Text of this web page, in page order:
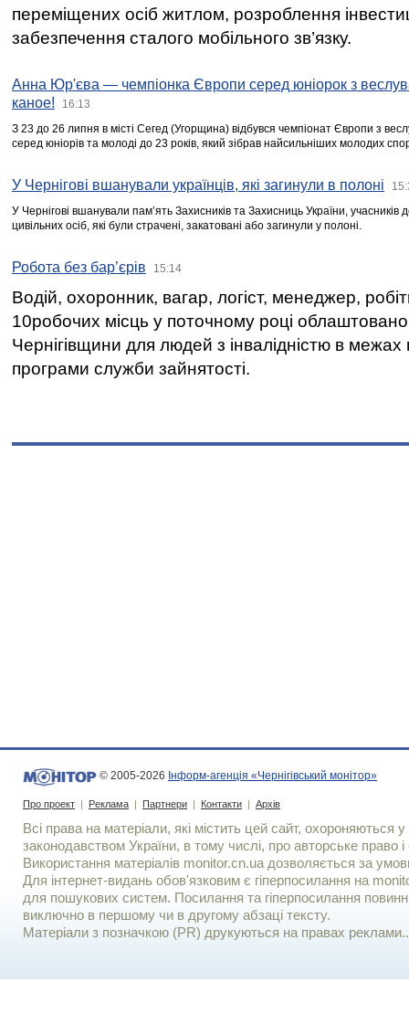
переміщених осіб житлом, розроблення
забезпечення сталого мобільного зв’язку.
Анна Юр'єва — чемпіонка Європи серед юніорок з
каное!
16:13
З 23 до 26 липня в місті Сегед (Угорщина) відбувся чемпіонат Європи з
серед юніорів та молоді до 23 років, який зібрав найсильніших молодих
У Чернігові вшанували українців, які загинули в полоні
У Чернігові вшанували пам’ять Захисників та Захисниць України,
цивільних осіб, які були страчені, закатовані або загинули у полоні.
Робота без бар’єрів 15:14
Водій, охоронник, вагар, логіст, менеджер,
10робочих місць у поточному році
Чернігівщини для людей з інвалідністю в межах
програми служби зайнятості.
© 2005-2026 Інформ-агенція «Чернігівський монітор»
Про проект | Реклама | Партнери | Контакти | Архів
Всі права на матеріали, які містить цей сайт, охороняються у
законодавством України, в тому числі, про авторське право і
Використання матерiалiв monitor.cn.ua дозволяється за
Для iнтернет-видань обов'язковим є гiперпосилання на
для пошукових систем. Посилання та гіперпосилання
виключно в першому чи в другому абзаці тексту.
Матеріали з позначкою (PR) друкуються на правах реклами..